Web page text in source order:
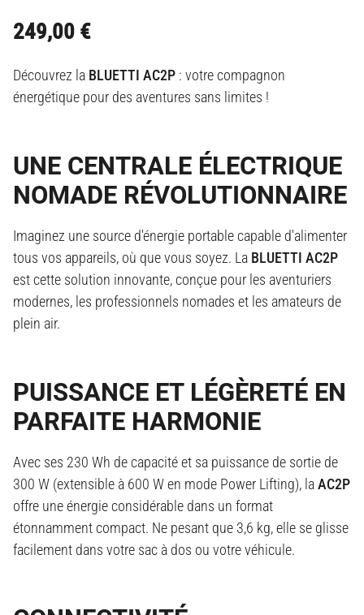
249,00 €
Découvrez la BLUETTI AC2P : votre compagnon
énergétique pour des aventures sans limites !
UNE CENTRALE ÉLECTRIQUE
NOMADE RÉVOLUTIONNAIRE
Imaginez une source d'énergie portable capable d'alimenter
tous vos appareils, où que vous soyez. La BLUETTI AC2P
est cette solution innovante, conçue pour les aventuriers
modernes, les professionnels nomades et les amateurs de
plein air.
PUISSANCE ET LÉGÈRETÉ EN
PARFAITE HARMONIE
Avec ses 230 Wh de capacité et sa puissance de sortie de
300 W (extensible à 600 W en mode Power Lifting), laAC2P
offre une énergie considérable dans un format
étonnamment compact. Ne pesant que 3,6 kg, elle se glisse
facilement dans votre sac à dos ou votre véhicule.